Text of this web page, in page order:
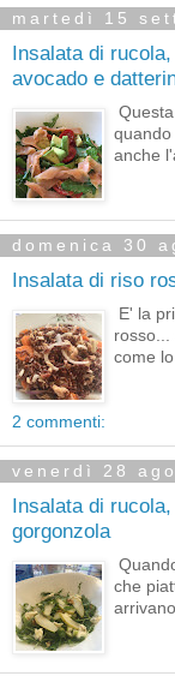
martedì 15
Insalata di
avocado e
anche
domenica 30
Insalata di riso
E' la
come
2 commenti:
venerdì 28
Insalata di
gorgonzola
che